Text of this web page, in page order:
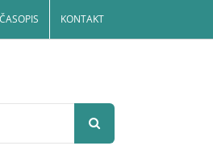
ČASOPIS KONTAKT